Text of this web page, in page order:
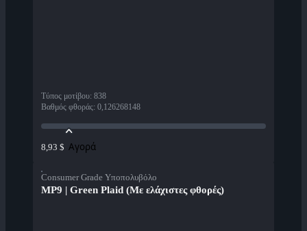
Τύπος μοτίβου: 838
Βαθμός φθοράς: 0,126268148
8,93 $ Αγορά
Consumer Grade Υποπολυβόλο
MP9 | Green Plaid (Με ελάχιστες φθορές)